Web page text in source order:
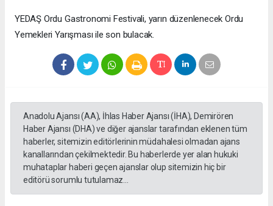
YEDAŞ Ordu Gastronomi Festivali, yarın düzenlenecek Ordu
Yemekleri Yarışması ile son bulacak.
Anadolu Ajansı (AA), İhlas Haber Ajansı (İHA), Demirören
Haber Ajansı (DHA) ve diğer ajanslar tarafından eklenen tüm
haberler, sitemizin editörlerinin müdahalesi olmadan ajans
kanallarından çekilmektedir. Bu haberlerde yer alan hukuki
muhataplar haberi geçen ajanslar olup sitemizin hiç bir
editörü sorumlu tutulamaz...